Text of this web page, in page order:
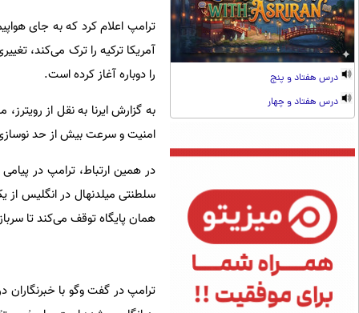
درس هفتاد و پنج
درس هفتاد و چهار
آمریکا ترکیه را ترک می‌کند،
را دوباره آغاز کرده است.
به گزارش ایرنا به نقل از
امنیت و سرعت بیش از حد نوسازی
در همین ارتباط، ترامپ در
سلطنتی میلدنهال در انگلیس از
همان پایگاه توقف می‌کند تا
ترامپ در گفت وگو با خبرنگاران